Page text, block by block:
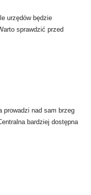
urzędów będzie
sprawdzić przed
prowadzi nad sam brzeg
bardziej dostępna